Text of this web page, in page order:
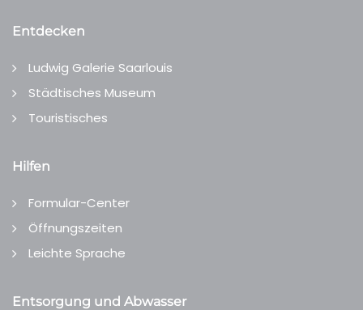
Entdecken
Ludwig Galerie Saarlouis
Städtisches Museum
Touristisches
Hilfen
Formular-Center
Öffnungszeiten
Leichte Sprache
Entsorgung und Abwasser